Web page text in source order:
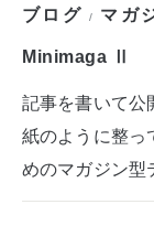
ブログ / マガ
Minimaga Ⅱ
記事を書いて公
紙のように整っ
めのマガジン型